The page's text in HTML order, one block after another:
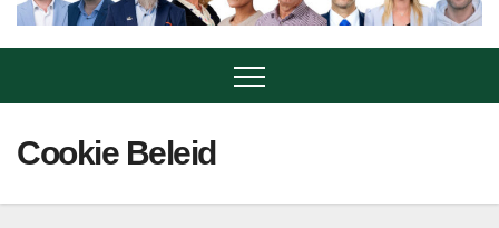
Cookie Beleid